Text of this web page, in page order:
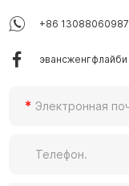
+86 13088060987
эвансженгфлайби